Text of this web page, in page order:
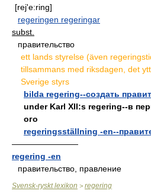
[rej'e:ring]
regeringen regeringar
subst.
правительство
ett lands styrelse (även
tillsammans med riksdagen, det
Sverige styrs
bilda regering--создать
under Karl XII:s regering--в
ого
regeringsställning -en--
————————
regering -en
правительство, правление
Svensk-ryskt lexikon > regering